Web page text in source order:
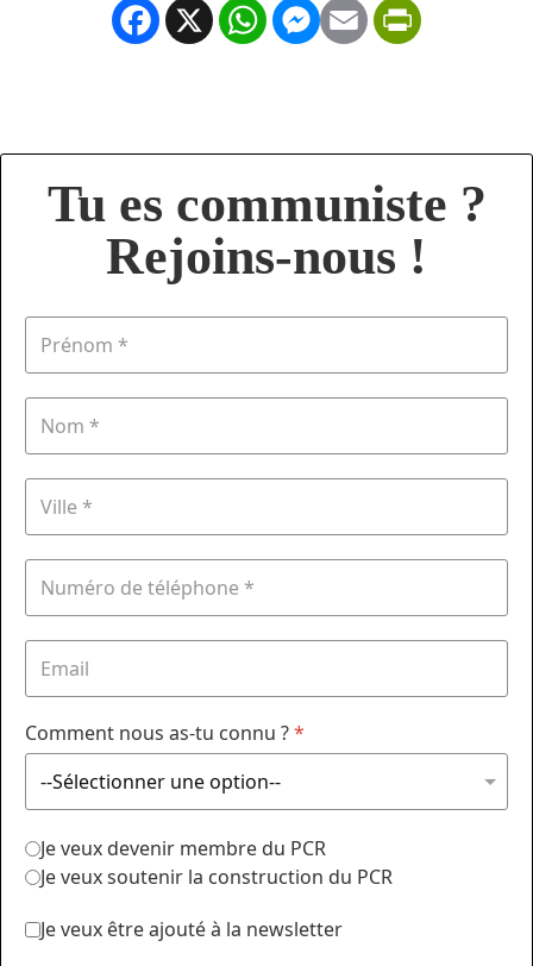
Facebook
X WhatsApp
Messenger
Email
Tu es communiste ?
Rejoins-nous !
Comment nous as-tu connu ?*
Je veux devenir membre du PCR
Je veux soutenir la construction du PCR
Je veux être ajouté à la newsletter